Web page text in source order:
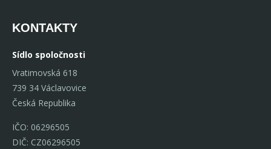
KONTAKTY
Sídlo spoločnosti
Vratimovská 618
739 34 Václavovice
Česká Republika
IČO: 06296505
DIČ: CZ06296505